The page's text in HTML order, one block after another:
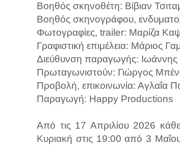
Βοηθός σκηνοθέτη: Βίβιαν
Βοηθός σκηνογράφου,
Φωτογραφίες, trailer: Μαρίζα
Γραφιστική επιμέλεια: Μάριος
Διεύθυνση παραγωγής: Ιωάννης
Πρωταγωνιστούν: Γιώργος
Προβολή, επικοινωνία: Αγλαΐα
Παραγωγή: Happy Productions
Από τις 17 Απριλίου 2026
Κυριακή στις 19:00 από 3